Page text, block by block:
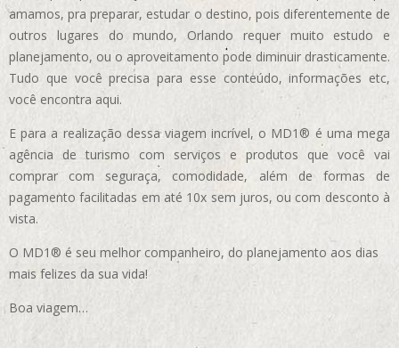
amamos, pra preparar, estudar o destino, pois diferentemente de
outros lugares do mundo, Orlando requer muito estudo e
planejamento, ou o aproveitamento pode diminuir drasticamente.
Tudo que você precisa para esse conteúdo, informações etc,
você encontra aqui.
E para a realização dessa viagem incrível, o MD1® é uma mega
agência de turismo com serviços e produtos que você vai
comprar com seguraça, comodidade, além de formas de
pagamento facilitadas em até 10x sem juros, ou com desconto à
vista.
O MD1® é seu melhor companheiro, do planejamento aos dias
mais felizes da sua vida!
Boa viagem…